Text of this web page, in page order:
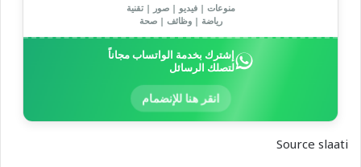
منوعات | فيديو | صور | تقنية
رياضة | وظائف | صحة
إشترك بخدمة الواتساب مجاناً
لتصلك الرسائل
انقر هنا للإنضمام
Source slaati